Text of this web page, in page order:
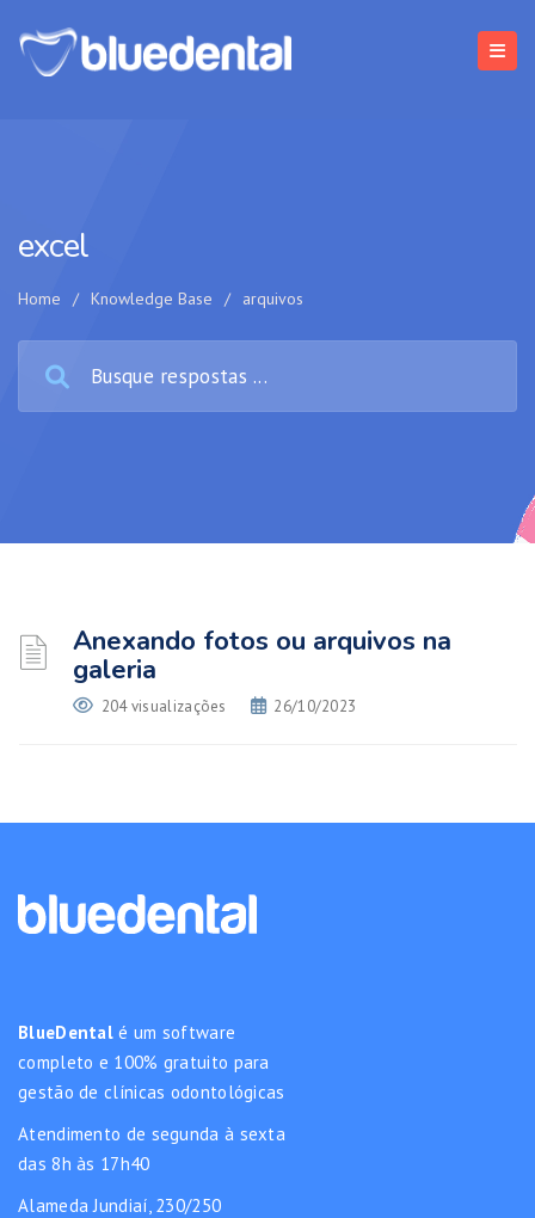
excel
Home / Knowledge Base / arquivos
Anexando fotos ou arquivos na
galeria
204 visualizações 26/10/2023
BlueDental é um software
completo e 100% gratuito para
gestão de clínicas odontológicas
Atendimento de segunda à sexta
das 8h às 17h40
Alameda Jundiaí, 230/250